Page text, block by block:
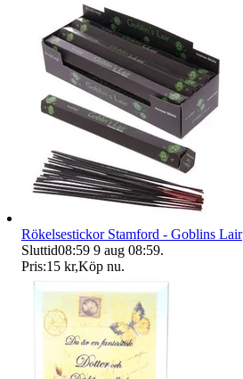
Rökelsestickor Stamford - Goblins Lair
Sluttid08:59 9 aug 08:59.
Pris:15 kr,Köp nu.